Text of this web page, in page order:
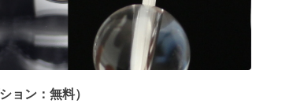
ョン：無料）